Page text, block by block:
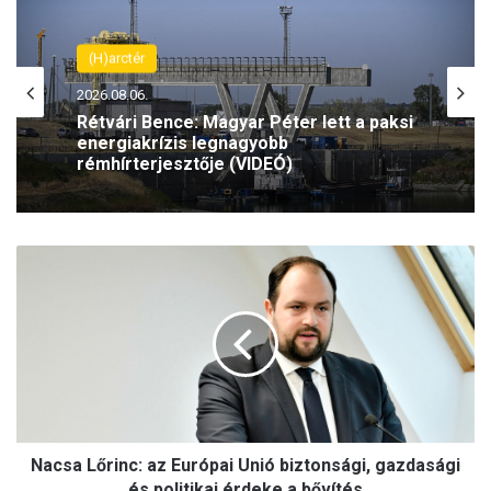
(H)arctér
2026.08.06.
Rétvári Bence: Magyar Péter lett a paksi
energiakrízis legnagyobb
rémhírterjesztője (VIDEÓ)
(H)arctér
2026.08.06.
Szeptemberben folytatódik az Antifa-
per – az olasz Ilaria Salist továbbra is
i
Nacsa Lőrinc: az Európai Unió biztonsági, gazdasági